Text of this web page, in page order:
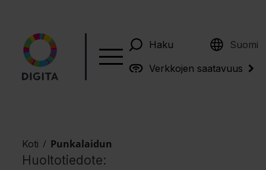
Haku Suomi
English
Verkkojen saatavuus
Koti / Punkalaidun
Huoltotiedote: